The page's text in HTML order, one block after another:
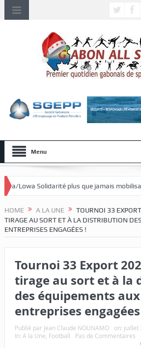
Menu
plus que jamais mobilisateur ! Cross
HOME A LA UNE
TOURNOI 33
TIRAGE AU SORT ET À LA DISTRIBUTION
ENTREPRISES ENGAGÉES !
Tournoi 33 Export
tirage au sort et à la
des équipements aux
entreprises
Publié par Jean Claude NOUNAMO on: juillet
In: A la Une Football
Pas de Commentaires